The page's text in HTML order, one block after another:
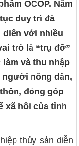
OCOP. Năm
duy trì đà
diện với nhiều
trò là “trụ đỡ”
làm và thu nhập
người nông dân,
đóng góp
xã hội của tỉnh
thủy sản diễn